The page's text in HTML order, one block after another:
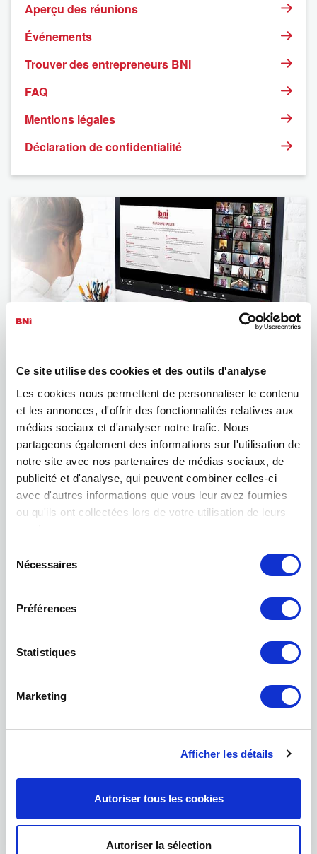
Ce site utilise des cookies et des outils d'analyse
Les cookies nous permettent de personnaliser le contenu
et les annonces, d'offrir des fonctionnalités relatives aux
médias sociaux et d'analyser notre trafic. Nous
partageons également des informations sur l'utilisation de
notre site avec nos partenaires de médias sociaux, de
publicité et d'analyse, qui peuvent combiner celles-ci
avec d'autres informations que vous leur avez fournies
ou qu'ils ont collectées lors de votre utilisation de leurs
services.
Nécessaires
Préférences
Statistiques
Marketing
Afficher les détails
Autoriser tous les cookies
Autoriser la sélection
Aperçu des réunions
Événements
Trouver des entrepreneurs BNI
FAQ
Mentions légales
Déclaration de confidentialité
BNI
Podcast